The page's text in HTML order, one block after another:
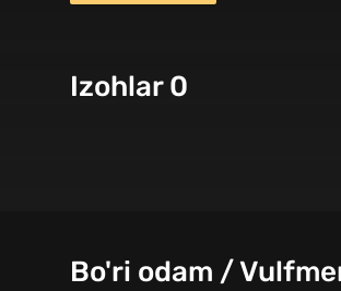
Izohlar 0
Bo'ri odam /